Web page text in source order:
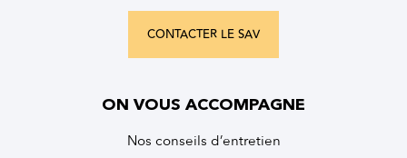
CONTACTER LE SAV
ON VOUS ACCOMPAGNE
Nos conseils d’entretien